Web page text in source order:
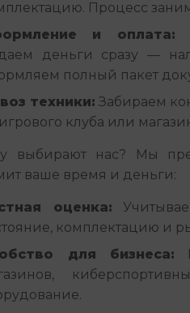
Процесс
и оплата:
деньги сразу —
полный пакет
техники: Забираем
клуба или
выбирают нас? Мы
ваше время и деньги:
оценка:
комплектацию и
для бизнеса: